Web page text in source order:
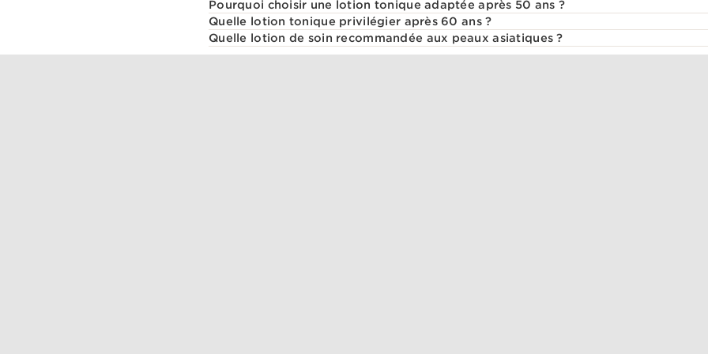
Pourquoi choisir une lotion tonique adaptée après 50 ans ?
Quelle lotion tonique privilégier après 60 ans ?
Quelle lotion de soin recommandée aux peaux asiatiques ?